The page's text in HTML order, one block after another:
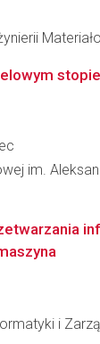
stopie
im.
i